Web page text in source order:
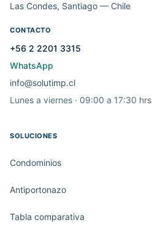
Las Condes, Santiago — Chile
CONTACTO
+56 2 2201 3315
WhatsApp
info@solutimp.cl
Lunes a viernes · 09:00 a 17:30 hrs
SOLUCIONES
Condominios
Antiportonazo
Tabla comparativa